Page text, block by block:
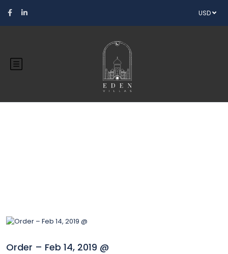
USD
Order – Feb 14, 2019 @